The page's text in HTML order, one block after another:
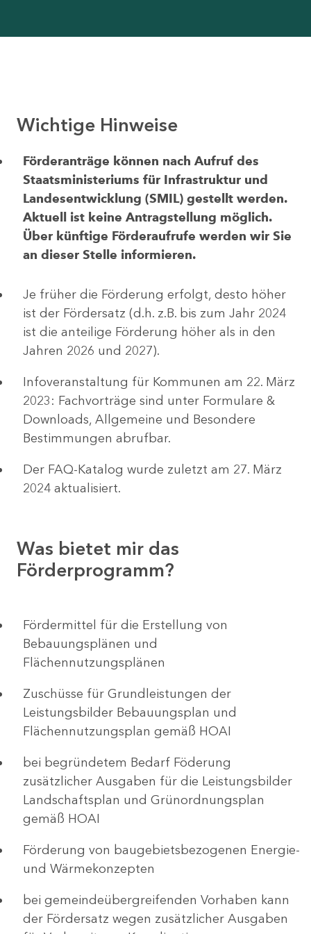
Wichtige Hinweise
Förderanträge können nach Aufruf des
Staatsministeriums für Infrastruktur und
Landesentwicklung (SMIL) gestellt werden.
Aktuell ist keine Antragstellung möglich.
Über künftige Förderaufrufe werden wir Sie
an dieser Stelle informieren.
Je früher die Förderung erfolgt, desto höher
ist der Fördersatz (d.h. z.B. bis zum Jahr 2024
ist die anteilige Förderung höher als in den
Jahren 2026 und 2027).
Infoveranstaltung für Kommunen am 22. März
2023: Fachvorträge sind unter Formulare &
Downloads, Allgemeine und Besondere
Bestimmungen abrufbar.
Der FAQ-Katalog wurde zuletzt am 27. März
2024 aktualisiert.
Was bietet mir das
Förderprogramm?
Fördermittel für die Erstellung von
Bebauungsplänen und
Flächennutzungsplänen
Zuschüsse für Grundleistungen der
Leistungsbilder Bebauungsplan und
Flächennutzungsplan gemäß HOAI
bei begründetem Bedarf Föderung
zusätzlicher Ausgaben für die Leistungsbilder
Landschaftsplan und Grünordnungsplan
gemäß HOAI
Förderung von baugebietsbezogenen Energie-
und Wärmekonzepten
bei gemeindeübergreifenden Vorhaben kann
der Fördersatz wegen zusätzlicher Ausgaben